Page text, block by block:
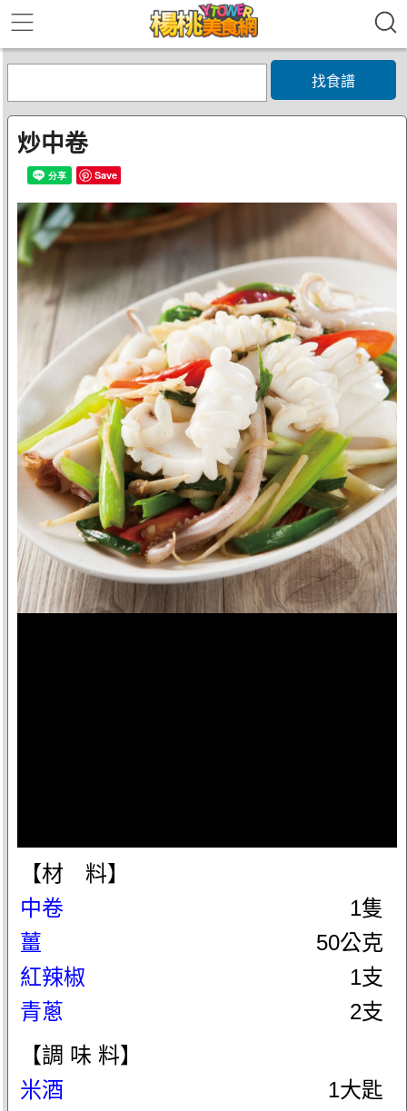
找食譜
炒中卷
Save
【材 料】
中卷
1隻
薑
50公克
紅辣椒
1支
青蔥
2支
【調 味 料】
米酒
1大匙